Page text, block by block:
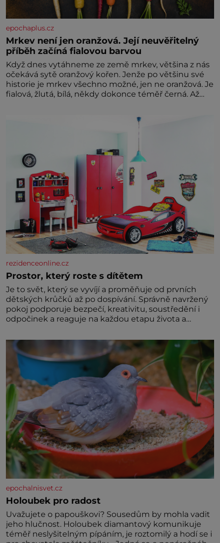
epochaplus.cz
Mrkev není jen oranžová. Její neuvěřitelný
příběh začíná fialovou barvou
Když dnes vytáhneme ze země mrkev, většina z nás
očekává sytě oranžový kořen. Jenže po většinu své
historie je mrkev všechno možné, jen ne oranžová. Je
fialová, žlutá, bílá, někdy dokonce téměř černá. Až
nedokážeme představit. Její příběh je
rezidenceonline.cz
Prostor, který roste s dítětem
Je to svět, který se vyvíjí a proměňuje od prvních
dětských krůčků až po dospívání. Správně navržený
pokoj podporuje bezpečí, kreativitu, soustředění i
odpočinek a reaguje na každou etapu života a
jednoduchost, měkkost a bezpečí, proto by pokoj
miminka měl působit především klidně a útulně.
Předškolní věk je
epochalnisvet.cz
Holoubek pro radost
Uvažujete o papouškovi? Sousedům by mohla vadit
jeho hlučnost. Holoubek diamantový komunikuje
téměř neslyšitelným pípáním, je roztomilý a hodí se i